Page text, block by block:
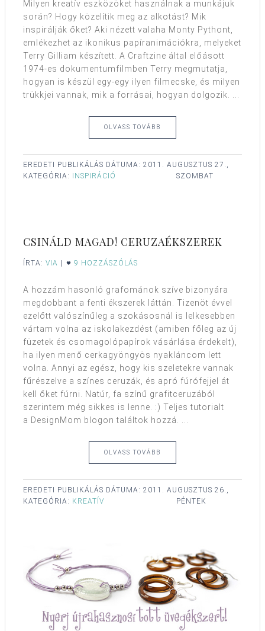
Milyen kreatív eszközöket használnak a munkájuk
során? Hogy közelítik meg az alkotást? Mik
inspirálják őket? Aki nézett valaha Monty Pythont,
emlékezhet az ikonikus papíranimációkra, melyeket
Terry Gilliam készített. A Craftzine által előásott
1974-es dokumentumfilmben Terry megmutatja,
hogyan is készül egy-egy ilyen filmecske, és milyen
trükkjei vannak, mik a forrásai, hogyan dolgozik. ...
OLVASS TOVÁBB
EREDETI PUBLIKÁLÁS DÁTUMA: 2011. AUGUSZTUS 27.,
SZOMBAT
KATEGÓRIA: INSPIRÁCIÓ
CSINÁLD MAGAD! CERUZAÉKSZEREK
ÍRTA: VIA 9 HOZZÁSZÓLÁS
A hozzám hasonló grafománok szíve bizonyára
megdobbant a fenti ékszerek láttán. Tizenöt évvel
ezelőtt valószínűleg a szokásosnál is lelkesebben
vártam volna az iskolakezdést (amiben főleg az új
füzetek és csomagolópapírok vásárlása érdekelt),
ha ilyen menő cerkagyöngyös nyakláncom lett
volna. Annyi az egész, hogy kis szeletekre vannak
fűrészelve a színes ceruzák, és apró fúrófejjel át
kell őket fúrni. Natúr, fa színű grafitceruzából
szerintem még sikkes is lenne. :) Teljes tutorialt
a DesignMom blogon találtok hozzá. ...
OLVASS TOVÁBB
EREDETI PUBLIKÁLÁS DÁTUMA: 2011. AUGUSZTUS 26.,
PÉNTEK
KATEGÓRIA: KREATÍV